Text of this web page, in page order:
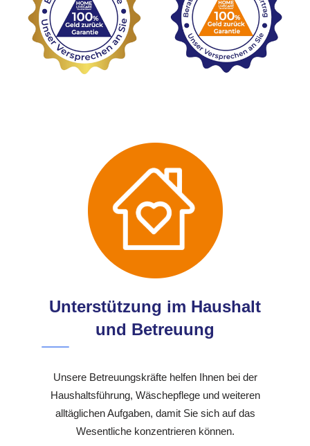
Unterstützung im Haushalt
und Betreuung
Unsere Betreuungskräfte helfen Ihnen bei der
Haushaltsführung, Wäschepflege und weiteren
alltäglichen Aufgaben, damit Sie sich auf das
Wesentliche konzentrieren können.